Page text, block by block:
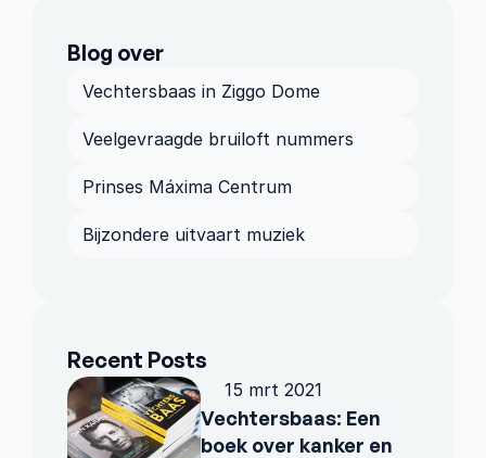
Blog over
Vechtersbaas in Ziggo Dome
Veelgevraagde bruiloft nummers
Prinses Máxima Centrum
Bijzondere uitvaart muziek
Recent Posts
15 mrt 2021
Vechtersbaas: Een
boek over kanker en